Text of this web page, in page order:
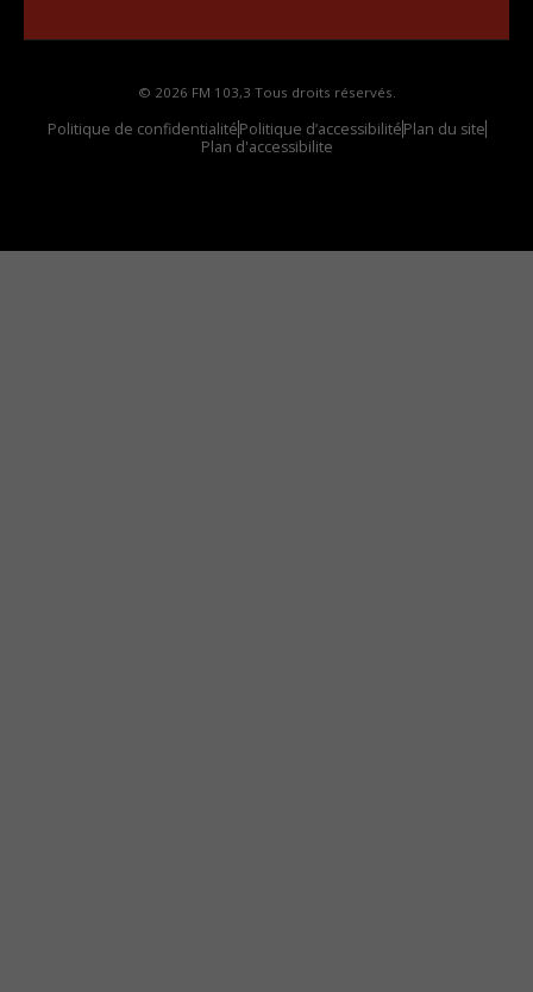
© 2026 FM 103,3 Tous droits réservés.
Politique de confidentialitéPolitique d’accessibilitéPlan du site
Plan d'accessibilite